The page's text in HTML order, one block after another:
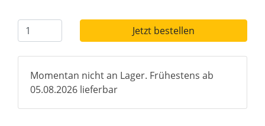
Jetzt bestellen
Momentan nicht an Lager. Frühestens ab
05.08.2026 lieferbar